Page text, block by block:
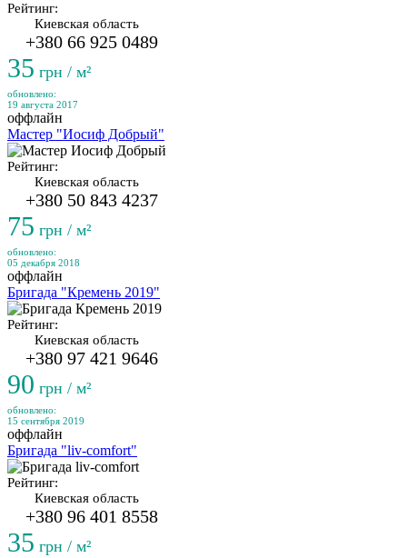
Рейтинг:
Киевская область
+380 66 925 0489
35 грн / м²
обновлено:
19 августа 2017
оффлайн
Мастер "Иосиф Добрый"
Рейтинг:
Киевская область
+380 50 843 4237
75 грн / м²
обновлено:
05 декабря 2018
оффлайн
Бригада "Кремень 2019"
Рейтинг:
Киевская область
+380 97 421 9646
90 грн / м²
обновлено:
15 сентября 2019
оффлайн
Бригада "liv-comfort"
Рейтинг:
Киевская область
+380 96 401 8558
35 грн / м²